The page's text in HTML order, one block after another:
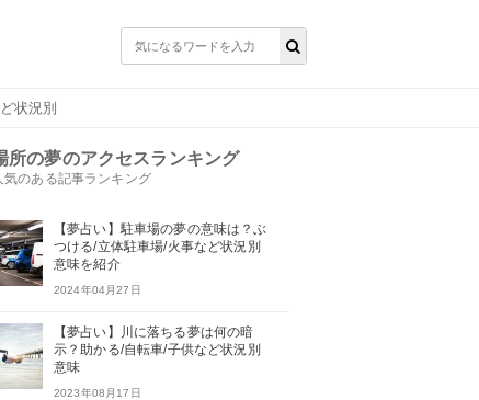
状況別
所の夢のアクセスランキング
気のある記事ランキング
【夢占い】駐車場の夢の意味は？ぶ
つける/立体駐車場/火事など状況別
意味を紹介
2024年04月27日
【夢占い】川に落ちる夢は何の暗
示？助かる/自転車/子供など状況別
意味
2023年08月17日